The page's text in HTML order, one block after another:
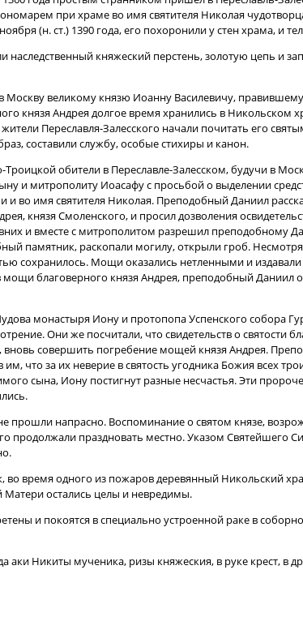
при храме во имя святителя Николая
(н. ст.) 1390 года, его похоронили у стен храма, и
княжеский перстень, золотую цепь и
великому князю Иоанну Василевичу, правившему
князя Андрея долгое время хранились в Никольском
Переславля-Залесского начали почитать его
составили службу, особые стихиры и канон.
обители в Переславле-Залесском, будучи в
и митрополиту Иоасафу с просьбой о выделении
во имя святителя Николая. Преподобный Даниил
князя Смоленского, и просил дозволения
и вместе с митрополитом разрешил преподобному
памятник, раскопали могилу, открыли гроб. Несмотря
сохранилось. Мощи оказались нетленными и
благоверного князя Андрея, преподобный Даниил
монастыря Иону и протопопа Успенского собора
Они же посчитали, что свидетельств о святости
вновь совершить погребение мощей князя Андрея.
что за их неверие в святость угодника Божия всех
сына, Иону постигнут разные несчастья. Эти
прошли напрасно. Воспоминание о святом князе,
продолжали праздновать местно. Указом Святейшего
время одного из пожаров деревянный Никольский
Матери остались целы и невредимы.
и покоятся в специально устроенной раке в
Никиты мученика, ризы княжеския, в руке крест, в